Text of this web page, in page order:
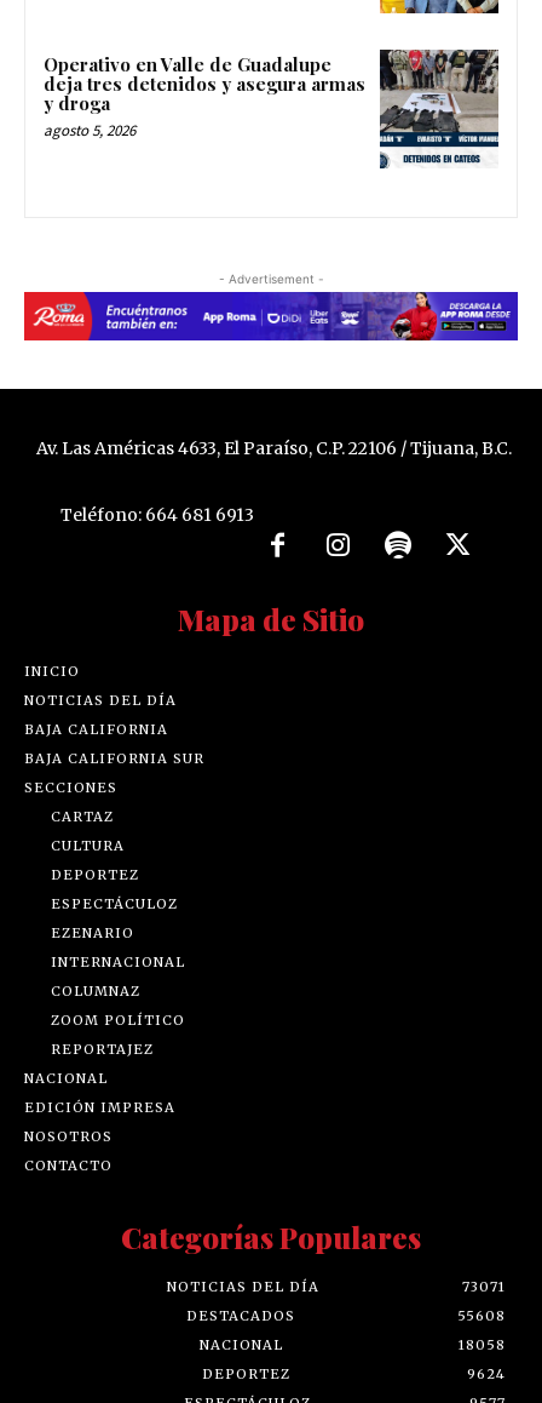
Operativo en Valle de Guadalupe
deja tres detenidos y asegura armas
y droga
agosto 5, 2026
- Advertisement -
Av. Las Américas 4633, El Paraíso, C.P. 22106 / Tijuana, B.C.
Teléfono: 664 681 6913
Mapa de Sitio
INICIO
NOTICIAS DEL DÍA
BAJA CALIFORNIA
BAJA CALIFORNIA SUR
SECCIONES
CARTAZ
CULTURA
DEPORTEZ
ESPECTÁCULOZ
EZENARIO
INTERNACIONAL
COLUMNAZ
ZOOM POLÍTICO
REPORTAJEZ
NACIONAL
EDICIÓN IMPRESA
NOSOTROS
CONTACTO
Categorías Populares
NOTICIAS DEL DÍA
73071
DESTACADOS
55608
NACIONAL
18058
DEPORTEZ
9624